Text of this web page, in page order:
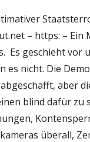
– https: –
Es geschieht vor
es nicht. Die
aber
blind dafür zu
überall,